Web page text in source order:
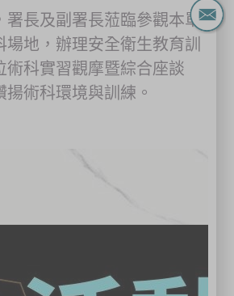
署長及副署長蒞臨參觀本單
場地，辦理安全衛生教育訓
術科實習觀摩暨綜合座談
揚術科環境與訓練。